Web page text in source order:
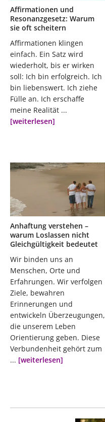
Affirmationen und
Resonanzgesetz: Warum
sie oft scheitern
Affirmationen klingen
einfach. Ein Satz wird
wiederholt, bis er wirken
soll: Ich bin erfolgreich. Ich
bin liebenswert. Ich ziehe
Fülle an. Ich erschaffe
meine Realität ...
[weiterlesen]
Anhaftung verstehen –
warum Loslassen nicht
Gleichgültigkeit bedeutet
Wir binden uns an
Menschen, Orte und
Erfahrungen. Wir verfolgen
Ziele, bewahren
Erinnerungen und
entwickeln Überzeugungen,
die unserem Leben
Orientierung geben. Diese
Verbundenheit gehört zum
... [weiterlesen]